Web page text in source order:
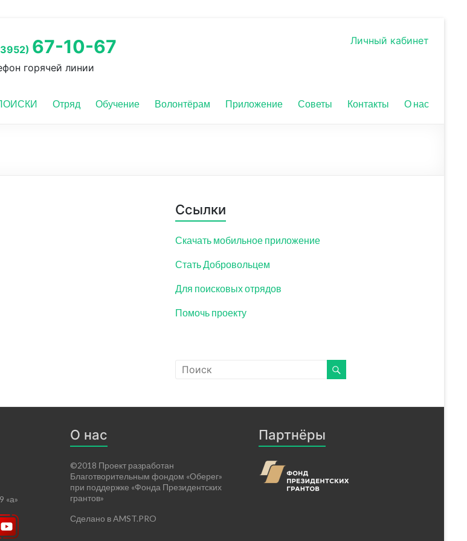
67-10-67
горячей линии
Личный кабинет
Отряд Обучение Волонтёрам Приложение Советы Контакты О нас
Ссылки
Скачать мобильное приложение
Стать Добровольцем
Для поисковых отрядов
Помочь проекту
«а»
О нас
©2018 Проект разработан
Благотворительным фондом «Оберег»
при поддержке «Фонда Президентских
грантов»
Сделано в AMST.PRO
Партнёры